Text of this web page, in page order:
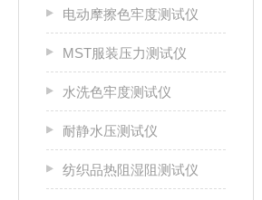
电动摩擦色牢度测试仪
MST服装压力测试仪
水洗色牢度测试仪
耐静水压测试仪
纺织品热阻湿阻测试仪